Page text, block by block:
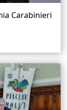
Carabinieri